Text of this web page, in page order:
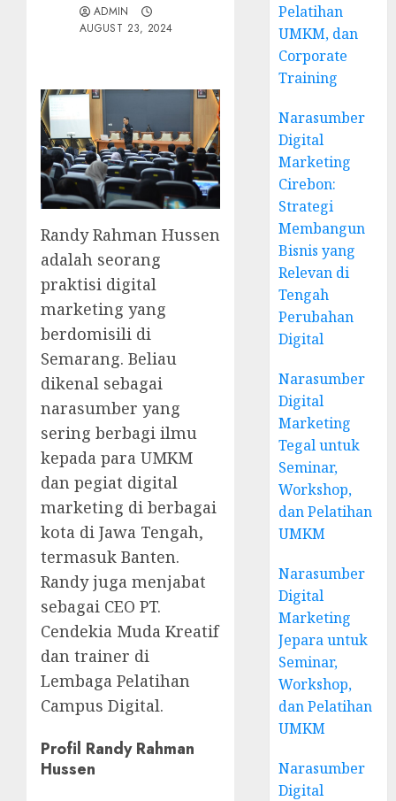
ADMIN
AUGUST 23, 2024
Randy Rahman Hussen
adalah seorang
praktisi digital
marketing yang
berdomisili di
Semarang. Beliau
dikenal sebagai
narasumber yang
sering berbagi ilmu
kepada para UMKM
dan pegiat digital
marketing di berbagai
kota di Jawa Tengah,
termasuk Banten.
Randy juga menjabat
sebagai CEO PT.
Cendekia Muda Kreatif
dan trainer di
Lembaga Pelatihan
Campus Digital.
Profil Randy Rahman
Hussen
Pelatihan
UMKM, dan
Corporate
Training
Narasumber
Digital
Marketing
Cirebon:
Strategi
Membangun
Bisnis yang
Relevan di
Tengah
Perubahan
Digital
Narasumber
Digital
Marketing
Tegal untuk
Seminar,
Workshop,
dan Pelatihan
UMKM
Narasumber
Digital
Marketing
Jepara untuk
Seminar,
Workshop,
dan Pelatihan
UMKM
Narasumber
Digital